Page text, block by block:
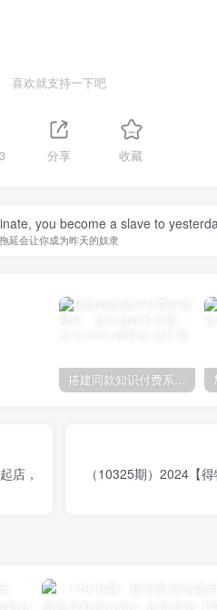
喜欢就支持一下吧
分享 收藏
you become a slave to
拖延会让你成为昨天的奴隶
搭建同款知识付费系统网站，自己做站长挣钱，日入1000+很轻松
店，
（10325期）2024【